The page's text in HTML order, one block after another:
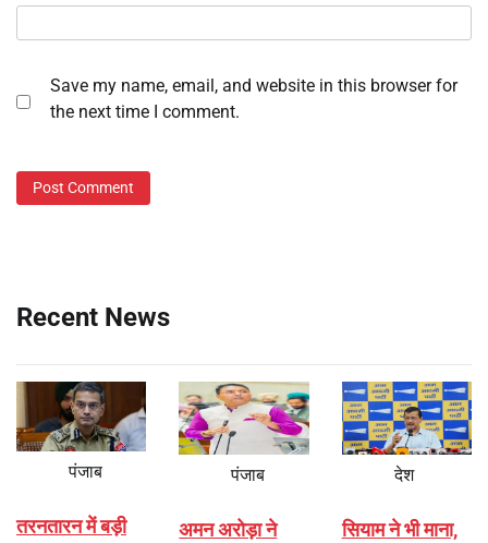
Save my name, email, and website in this browser for
the next time I comment.
Recent News
पंजाब
तरनतारन में बड़ी
पंजाब
अमन अरोड़ा ने
देश
सियाम ने भी माना,